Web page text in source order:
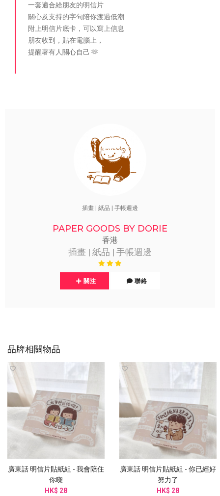
一套適合給朋友的明信片
關心及支持的字句陪你渡過低潮
附上明信片底卡，可以寫上信息
朋友收到，貼在電腦上，
提醒著有人關心自己 🫶
插畫 | 紙品 | 手帳週邊
PAPER GOODS BY DORIE
香港
插畫 | 紙品 | 手帳週邊
關注 聯絡
品牌相關物品
廣東話 明信片貼紙組 - 我會陪住
你㗎
HK$ 28
廣東話 明信片貼紙組 - 你已經好
努力了
HK$ 28